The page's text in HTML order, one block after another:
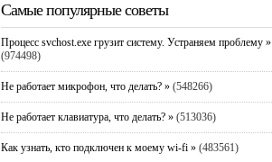
Самые популярные советы
Процесс svchost.exe грузит систему. Устраняем проблему »
(974498)
Не работает микрофон, что делать? » (548266)
Не работает клавиатура, что делать? » (513036)
Как узнать, кто подключен к моему wi-fi » (483561)